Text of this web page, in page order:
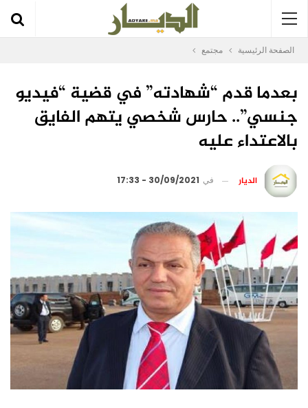
الصفحة الرئيسية مجتمع
بعدما قدم “شهادته” في قضية “فيديو
جنسي”.. حارس شخصي يتهم الفايق
بالاعتداء عليه
الديار في 30/09/2021 - 17:33